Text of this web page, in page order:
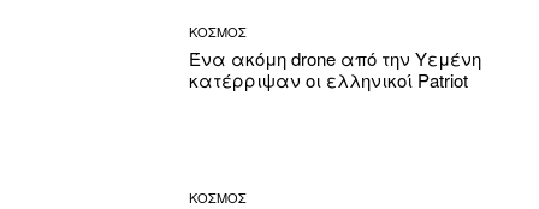
ΚΟΣΜΟΣ
Ένα ακόμη drone από την Υεμένη
κατέρριψαν οι ελληνικοί Patriot
ΚΟΣΜΟΣ